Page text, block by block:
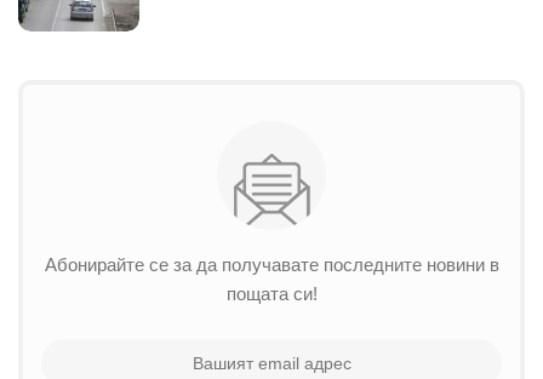
Абонирайте се за да получавате последните новини в
пощата си!